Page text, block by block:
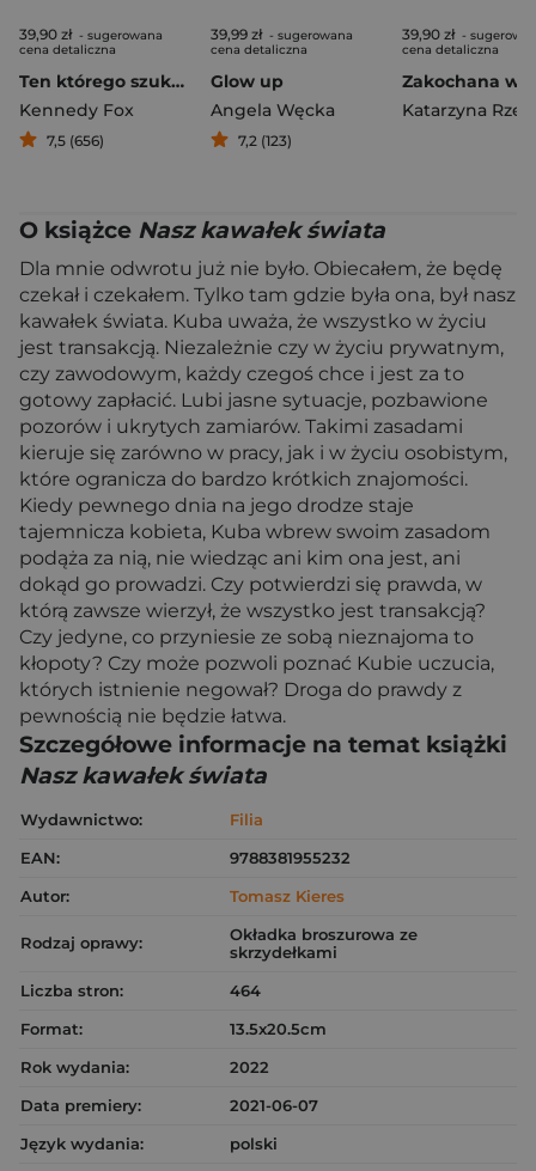
39,90 zł - sugerowana
cena detaliczna
Ten którego szukam
Kennedy Fox
7,5 (656)
39,99 zł - sugerowana
cena detaliczna
Glow up
Angela Węcka
7,2 (123)
39,90 zł -
cena detaliczna
O książce Nasz kawałek świata
Dla mnie odwrotu już nie było. Obiecałem, że będę
czekał i czekałem. Tylko tam gdzie była ona, był nasz
kawałek świata. Kuba uważa, że wszystko w życiu
jest transakcją. Niezależnie czy w życiu prywatnym,
czy zawodowym, każdy czegoś chce i jest za to
gotowy zapłacić. Lubi jasne sytuacje, pozbawione
pozorów i ukrytych zamiarów. Takimi zasadami
kieruje się zarówno w pracy, jak i w życiu osobistym,
które ogranicza do bardzo krótkich znajomości.
Kiedy pewnego dnia na jego drodze staje
tajemnicza kobieta, Kuba wbrew swoim zasadom
podąża za nią, nie wiedząc ani kim ona jest, ani
dokąd go prowadzi. Czy potwierdzi się prawda, w
którą zawsze wierzył, że wszystko jest transakcją?
Czy jedyne, co przyniesie ze sobą nieznajoma to
kłopoty? Czy może pozwoli poznać Kubie uczucia,
których istnienie negował? Droga do prawdy z
pewnością nie będzie łatwa.
Szczegółowe informacje na temat książki
Nasz kawałek świata
Wydawnictwo:
Filia
EAN:
9788381955232
Autor:
Tomasz Kieres
Rodzaj oprawy:
Okładka broszurowa ze
skrzydełkami
Liczba stron:
464
Format:
13.5x20.5cm
Rok wydania:
2022
Data premiery:
2021-06-07
Język wydania:
polski